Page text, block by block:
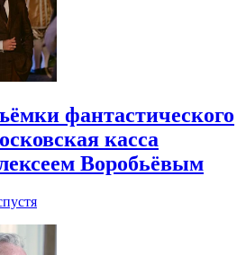
фантастического
касса
Воробьёвым